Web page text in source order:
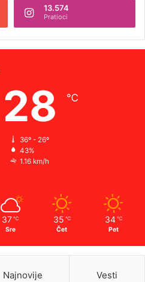
13.574
Pratioci
28 ℃
36º - 26º
43%
1.16 km/h
37 ℃
Sre
35 ℃
Čet
34 ℃
Pet
Najnovije Vesti